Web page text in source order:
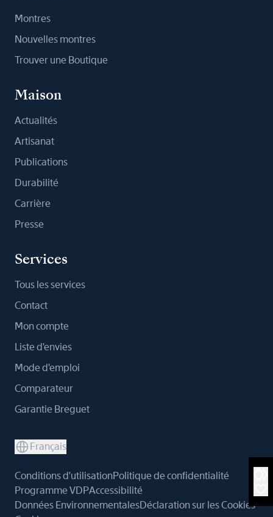
Montres
Nouvelles montres
Trouver une Boutique
Maison
Actualités
Artisanat
Publications
Durabilité
Carrière
Presse
Services
Tous les services
Contact
Mon compte
Liste d'envies
Mode d'emploi
Comparateur
Garantie Breguet
Français
Conditions d'utilisationPolitique de confidentialité
Programme VDPAccessibilité
Données EnvironnementalesDéclaration sur les Cookies